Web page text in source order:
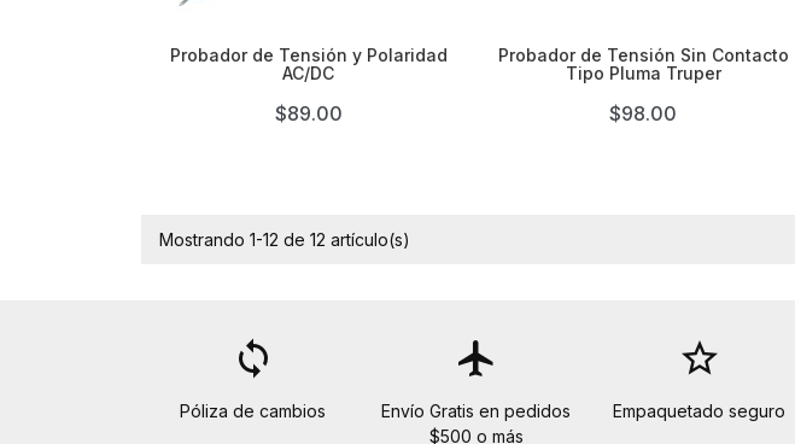

Probador de Tensión y Polaridad
AC/DC
$89.00

Probador de Tensión Sin Contacto
Tipo Pluma Truper
$98.00
Mostrando 1-12 de 12 artículo(s)
loop
Póliza de cambios
flight
Envío Gratis en pedidos
$500 o más
star_border
Empaquetado seguro